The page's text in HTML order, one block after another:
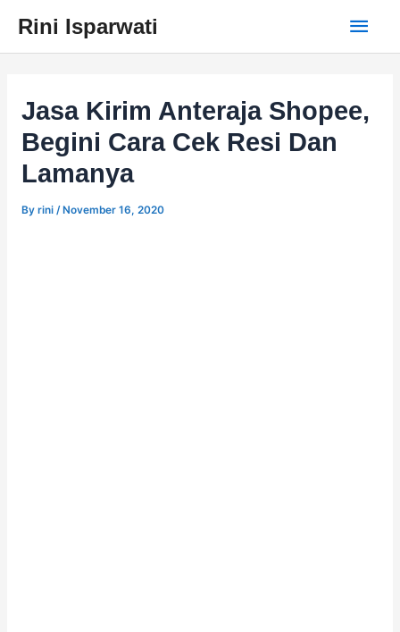
content
Rini Isparwati
Main
Jasa Kirim Anteraja Shopee,
Begini Cara Cek Resi Dan
Lamanya
By rini /November 16, 2020